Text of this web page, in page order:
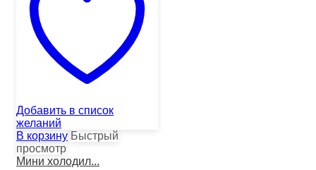
Добавить в список
желаний
В корзину Быстрый
просмотр
Мини холодил...